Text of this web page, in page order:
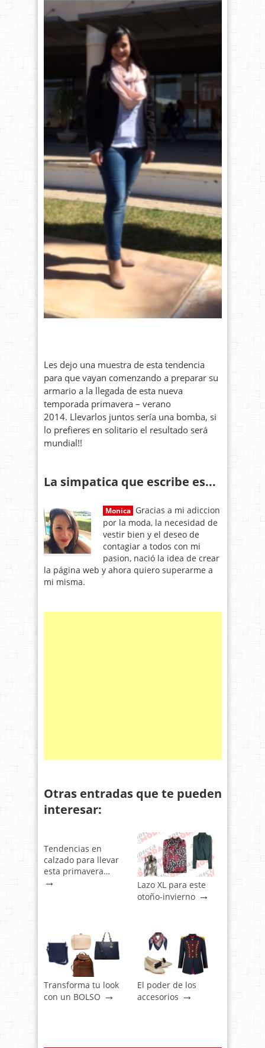
Les dejo una muestra de esta tendencia
para que vayan comenzando a preparar su
armario a la llegada de esta nueva
temporada primavera – verano
2014. Llevarlos juntos sería una bomba, si
lo prefieres en solitario el resultado será
mundial!!
La simpatica que escribe es...
Monica Gracias a mi adiccion
por la moda, la necesidad de
vestir bien y el deseo de
contagiar a todos con mi
pasion, nació la idea de crear
la página web y ahora quiero superarme a
mi misma.
Otras entradas que te pueden
interesar:
Tendencias en
calzado para llevar
esta primavera…
→
Lazo XL para este
otoño-invierno →
Transforma tu look
con un BOLSO →
El poder de los
accesorios →